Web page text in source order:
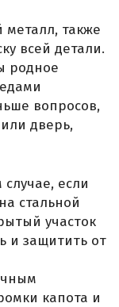
также
всей детали.
родное
вопросов,
дверь,
если
стальной
участок
и защитить от
капота и